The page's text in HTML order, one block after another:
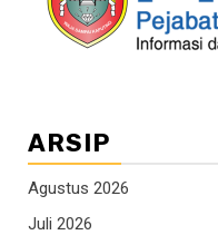
ARSIP
Agustus 2026
Juli 2026